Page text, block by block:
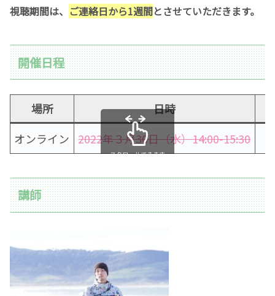
視聴期間は、 ご連絡日から1週間とさせていただきます。
開催日程
場所 日時
オンライン 2022年３月30日（水）14:00-15:30
スクロールできます
講師